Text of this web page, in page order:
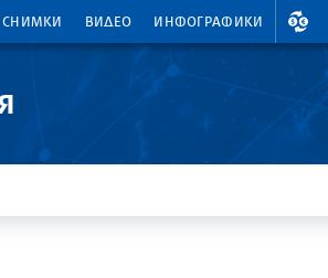
СНИМКИ ВИДЕО ИНФОГРАФИКИ